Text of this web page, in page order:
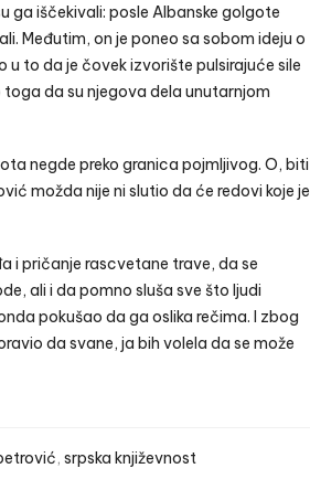
ga iščekivali: posle Albanske golgote
Međutim, on je poneo sa sobom ideju o
to da je čovek izvorište pulsirajuće sile
da su njegova dela unutarnjom
negde preko granica pojmljivog. O, biti
možda nije ni slutio da će redovi koje je
i pričanje rascvetane trave, da se
ali i da pomno sluša sve što ljudi
pokušao da ga oslika rečima. I zbog
da svane, ja bih volela da se može
, srpska književnost